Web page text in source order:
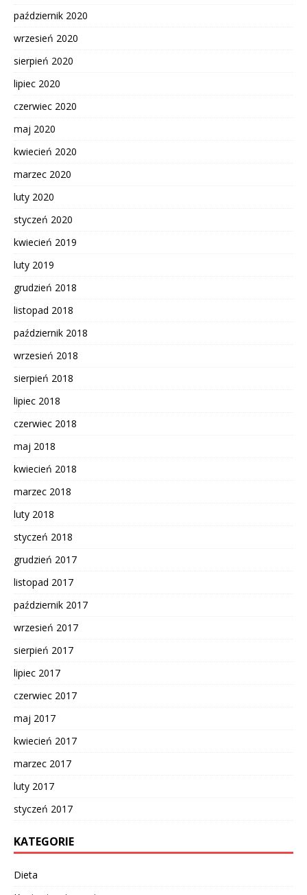
październik 2020
wrzesień 2020
sierpień 2020
lipiec 2020
czerwiec 2020
maj 2020
kwiecień 2020
marzec 2020
luty 2020
styczeń 2020
kwiecień 2019
luty 2019
grudzień 2018
listopad 2018
październik 2018
wrzesień 2018
sierpień 2018
lipiec 2018
czerwiec 2018
maj 2018
kwiecień 2018
marzec 2018
luty 2018
styczeń 2018
grudzień 2017
listopad 2017
październik 2017
wrzesień 2017
sierpień 2017
lipiec 2017
czerwiec 2017
maj 2017
kwiecień 2017
marzec 2017
luty 2017
styczeń 2017
KATEGORIE
Dieta